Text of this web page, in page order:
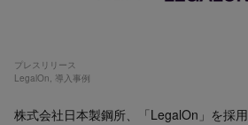
プレスリリース
LegalOn, 導入事例
株式会社日本製鋼所、「LegalOn」を採用